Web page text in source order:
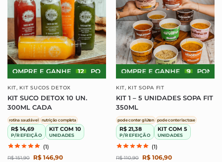
E GANHE 12 PONTOS! COMPRE E GANHE 12
KIT, KIT SUCOS DETOX
KIT SUCO DETOX 10 UN.
300ML CADA
rotina saudável nutrição completa
R$ 14,69
P/REFEIÇÃO
KIT COM 10
UNIDADES
(1)
R$151,90 R$ 146,90
COMPRE E GANHE 9 PONTOS!
KIT, KIT SOPA FIT
KIT 1 – 5 UNIDADES SOPA FIT
350ML
pode conter glúten pode conter lactose
R$ 21,38
P/REFEIÇÃO
KIT COM 5
UNIDADES
(1)
R$110,90 R$ 106,90